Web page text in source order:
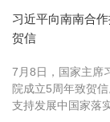
习近平向南南合
贺信
7月8日，国家主席
院成立5周年致贺
支持发展中国家落